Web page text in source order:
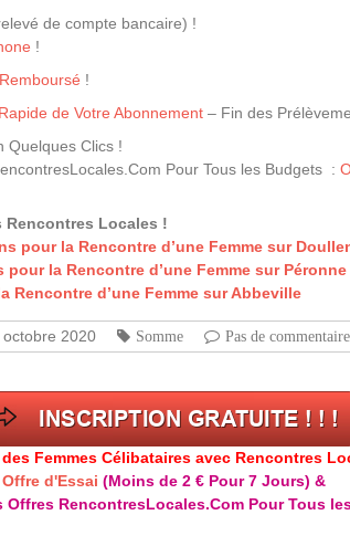
de compte bancaire) !
!
!
de Votre Abonnement – Fin des
Quelques Clics !
Pour Tous les Budgets :
Locales !
pour la Rencontre d’une Femme sur
la Rencontre d’une Femme sur Péronne
Rencontre d’une Femme sur Abbeville
octobre 2020 Somme Pas de commentaire
Femmes Célibataires avec Rencontres
Offre d'Essai (Moins de 2 € Pour 7 Jours) &
Offres RencontresLocales.Com Pour Tous